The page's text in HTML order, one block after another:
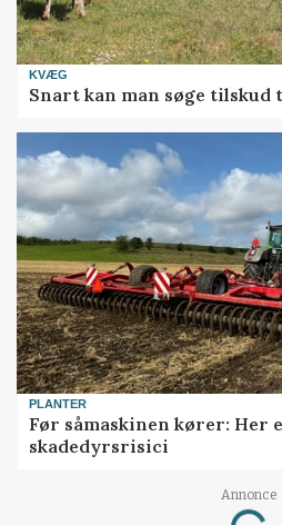
KVÆG
Snart kan man søge
PLANTER
Før såmaskinen kører: Her
skadedyrsrisici
Annonce